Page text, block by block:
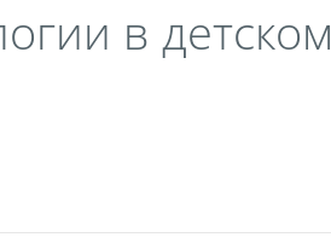
в детском